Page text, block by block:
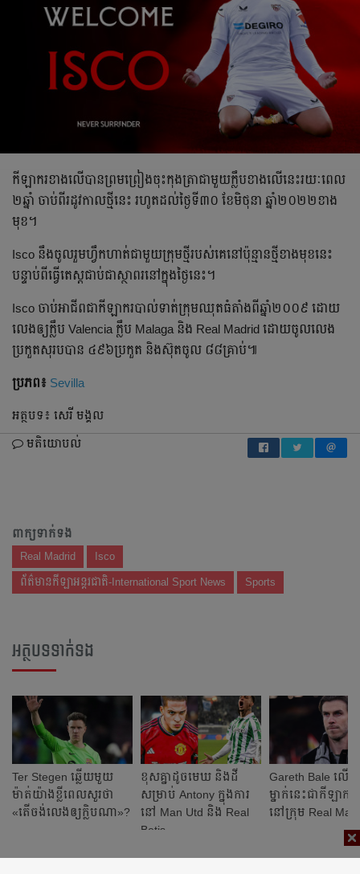
កីឡាករ​​ខាង​លើ​បាន​ព្រមព្រៀង​ចុះ​កុងត្រា​ជា​មួយ​ក្លឹប​ខាងលើ​នេះ​រយៈពេល​
២ឆ្នាំ​ ចាប់​ពី​រដូវកាល​ថ្មី​នេះ​ រហូត​ដល់​ថ្ងៃ​ទី៣០ ខែ​មិថុនា​ ឆ្នាំ​២០២២ខាង​
មុខ​។
Isco នឹង​ចូល​រួម​ហ្វឹកហាត់​ជា​មួយ​ក្រុម​ថ្មី​របស់​គេ​នៅ​ប៉ុន្មាន​ថ្មី​ខាង​មុខ​នេះ​
បន្ទាប់​ពី​ធ្វើ​តេស្ត​ជាប់​ជា​ស្ថាពរ​នៅ​ក្នុង​ថ្ងៃ​នេះ​។
Isco ចាប់​អាជីព​ជា​កីឡាករ​បាល់ទាត់​ក្រុម​ឈុត​ធំ​តាំង​ពីឆ្នាំ​២០០៩ ដោយ​
លេង​ឲ្យ​ក្លឹប​ Valencia ក្លឹប​ Malaga និង​ Real Madrid ដោយ​ចូល​លេង​
ប្រកួត​សុរប​បាន​ ៤៩៦ប្រកួត​ និង​ស៊ុត​ចូល​ ៨៨គ្រាប់៕
ប្រភព៖ Sevilla
អត្ថបទ៖ សេរី មង្គល
មតិយោបល់
ពាក្យទាក់ទង
Real Madrid Isco
ព័ត៌មានកីឡាអន្តរជាតិ-International Sport News Sports
អត្ថបទទាក់ទង
Ter Stegen ឆ្លើយ​មួយ​
ម៉ាត់​យ៉ាង​ខ្លី​ពេល​សួរថា
«តើ​ចង់​លេង​ឲ្យ​ក្លិប​ណា​»?
ខុស​គ្នា​ដូច​មេឃ​ និង​ដី
សម្រាប់ Antony ក្នុង​ការ​
នៅ Man Utd និង Real
Betis
Gareth Bale លើ
ម្នាក់​នេះ​ជា​កីឡាក
នៅ​ក្រុម Real